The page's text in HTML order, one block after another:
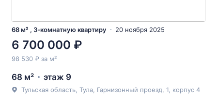
68 м² , 3-комнатную квартиру 20 ноября 2025
6 700 000 ₽
98 530 ₽ за м²
68 м² этаж 9
Тульская область, Тула, Гарнизонный проезд, 1, корпус 4